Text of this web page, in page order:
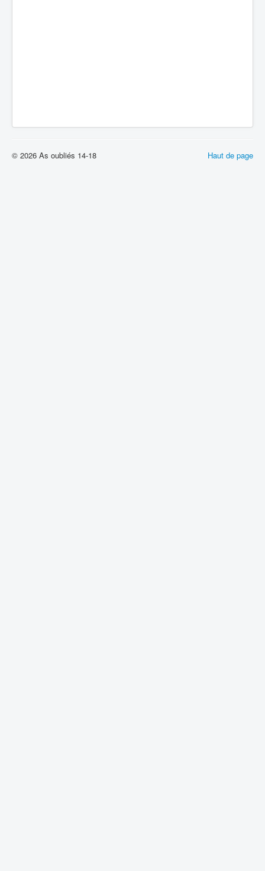
Haut de page
© 2026 As oubliés 14-18